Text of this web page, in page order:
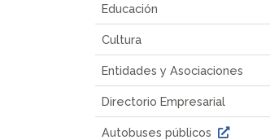
Educación
Cultura
Entidades y Asociaciones
Directorio Empresarial
Autobuses públicos